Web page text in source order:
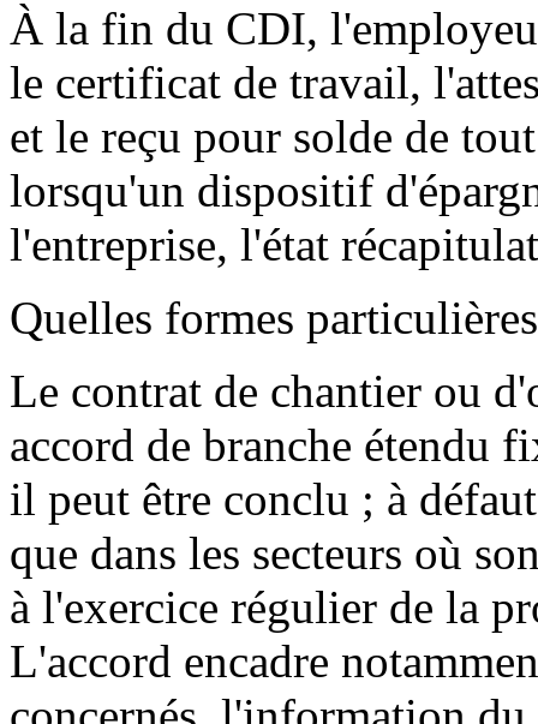
À la fin du CDI,
le certificat de travail,
et le reçu pour solde de
lorsqu'un dispositif
l'entreprise, l'état
Quelles formes
Le contrat de chantier ou
accord de branche étendu
il peut être conclu ; à
que dans les secteurs où
à l'exercice régulier de la
L'accord encadre